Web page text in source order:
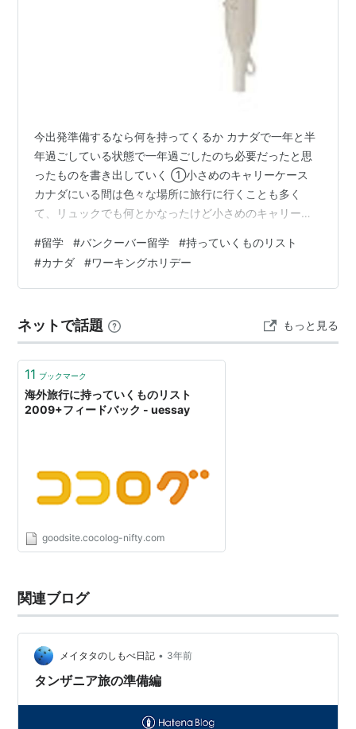
今出発準備するなら何を持ってくるか カナダで一年と半
年過ごしている状態で一年過ごしたのち必要だったと思
ったものを書き出していく ①小さめのキャリーケース
カナダにいる間は色々な場所に旅行に行くことも多く
て、リュックでも何とかなったけど小さめのキャリーケ
あるとカナダでの引っ越しが大変になるから二つくらい
がおすすめ②ジャケット 五月に到着したけど体感めちゃ
めちゃ寒かった…レインクーバーって呼ぶくらい傘をさ
けどブランド物は高いので要注意。ただ、winnersとは行
けばある程度は安くて暖かいの見つけら…
#留学 #バンクーバー留学 #持っていくものリスト
#カナダ #ワーキングホリデー
ネットで話題 もっと見る
11 ブックマーク
海外旅行に持っていくものリスト
2009+フィードバック - uessay
goodsite.cocolog-nifty.com
関連ブログ
メイタタのしもべ日記 • 3年前
タンザニア旅の準備編